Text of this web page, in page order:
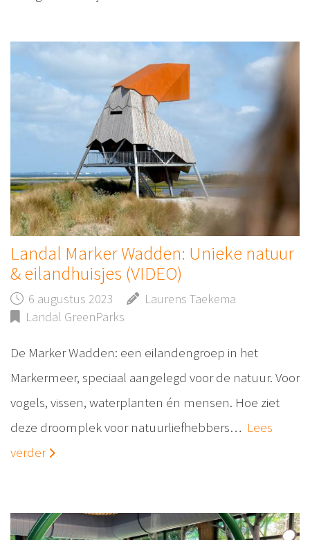
Landal Marker Wadden: Unieke natuur
& eilandhuisjes (VIDEO)
6 augustus 2023
Laurens Taekema
Landal GreenParks
De Marker Wadden: een eilandengroep in het
Markermeer, speciaal aangelegd voor de natuur. Voor
vogels, vissen, waterplanten én mensen. Hoe ziet
deze droomplek voor natuurliefhebbers… Lees
verder